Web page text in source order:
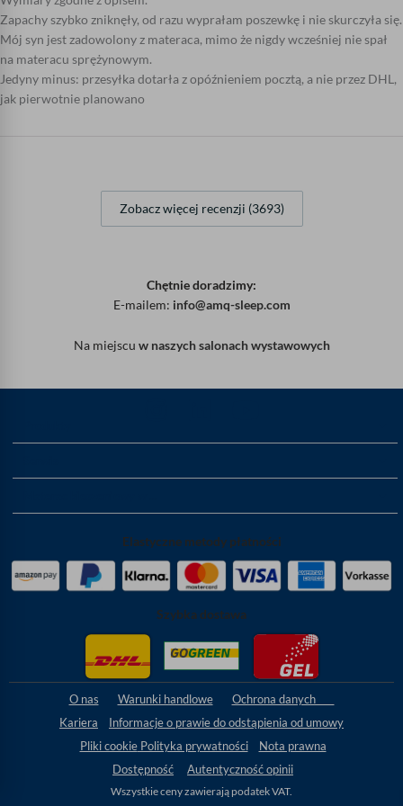
Zapachy szybko zniknęły, od razu wyprałam poszewkę i nie skurczyła się.
Mój syn jest zadowolony z materaca, mimo że nigdy wcześniej nie spał
na materacu sprężynowym.
Jedyny minus: przesyłka dotarła z opóźnieniem pocztą, a nie przez DHL,
jak pierwotnie planowano
Zobacz więcej recenzji (3693)
Chętnie doradzimy:
E-mailem: info@amq-sleep.com
Na miejscu w naszych salonach wystawowych
Elastyczne metody płatności
Szybka dostawa
O nas Warunki handlowe
Ochrona danych
Kariera
Informacje o prawie do odstąpienia od umowy
Pliki cookiePolityka prywatności
Nota prawna
Dostępność
Autentyczność opinii
Wszystkie ceny zawierają podatek VAT.